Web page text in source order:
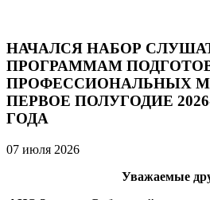
НАЧАЛСЯ НАБОР
ПРОГРАММАМ
ПРОФЕССИОНАЛЬНЫХ
ПЕРВОЕ ПОЛУГОДИЕ
ГОДА
07 июля 2026
Уважаемые